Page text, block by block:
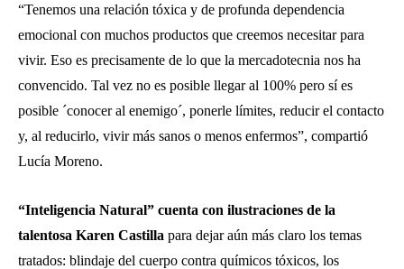
“Tenemos una relación tóxica y de profunda dependencia
emocional con muchos productos que creemos necesitar para
vivir. Eso es precisamente de lo que la mercadotecnia nos ha
convencido. Tal vez no es posible llegar al 100% pero sí es
posible ´conocer al enemigo´, ponerle límites, reducir el contacto
y, al reducirlo, vivir más sanos o menos enfermos”, compartió
Lucía Moreno.
“Inteligencia Natural” cuenta con ilustraciones de la
talentosa Karen Castilla para dejar aún más claro los temas
tratados: blindaje del cuerpo contra químicos tóxicos, los